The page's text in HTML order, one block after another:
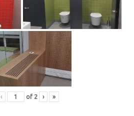
‹ of 2 › »